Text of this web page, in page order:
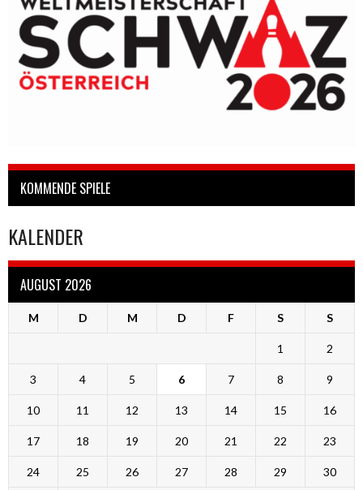
KOMMENDE SPIELE
KALENDER
AUGUST 2026
M D M D F S S
1 2
3 4 5 6 7 8 9
10 11 12 13 14 15 16
17 18 19 20 21 22 23
24 25 26 27 28 29 30